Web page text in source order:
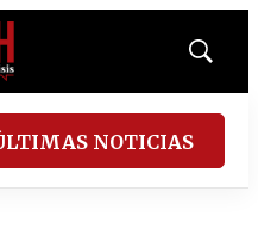
Mostrar
NOTICIAS